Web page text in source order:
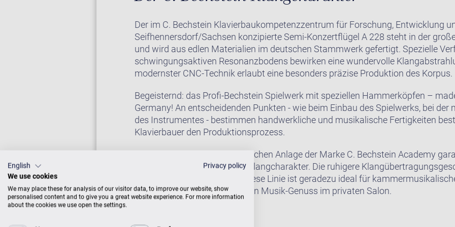
Der im C. Bechstein Klavierbaukompetenzzentrum für Forschung, Entwicklung
Seifhennersdorf/Sachsen konzipierte Semi-Konzertflügel A 228 steht in der
und wird aus edlen Materialien im deutschen Stammwerk gefertigt. Spezielle
schwingungsaktiven Resonanzbodens bewirken eine wundervolle
modernster CNC-Technik erlaubt eine besonders präzise Produktion des Korpus.
Begeisternd: das Profi-Bechstein Spielwerk mit speziellen Hammerköpfen –
Germany! An entscheidenden Punkten - wie beim Einbau des Spielwerks, bei
des Instrumentes - bestimmen handwerkliche und musikalische Fertigkeiten
Klavierbauer den Produktionsprozess.
Bauliche Konzepte der akustischen Anlage der Marke C. Bechstein Academy
mit einem noblen, eleganten Klangcharakter. Die ruhigere
Ton erhaben und getragen. Diese Linie ist geradezu ideal für
selbstverständlich auch für den Musik-Genuss im privaten Salon.
English
Privacy policy
We use cookies
We may place these for analysis of our visitor data, to improve our website, show
personalised content and to give you a great website experience. For more information
about the cookies we use open the settings.